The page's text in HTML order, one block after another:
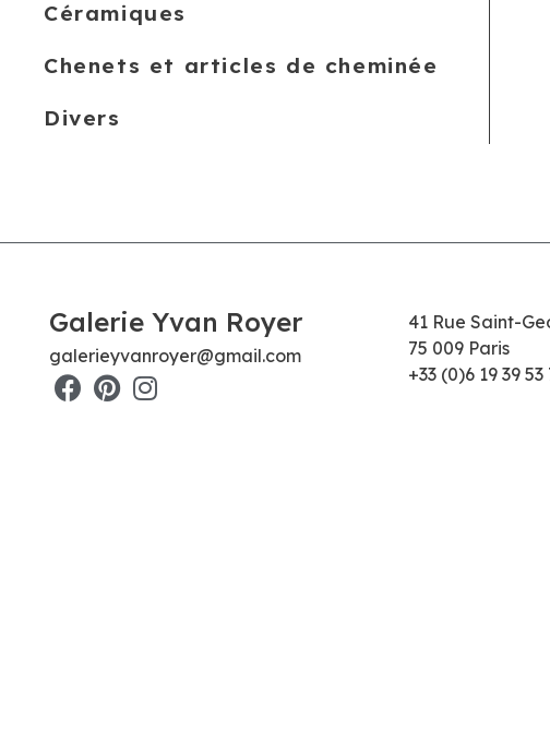
Céramiques
Chenets et articles de cheminée
Divers
Galerie Yvan Royer
galerieyvanroyer@gmail.com
41 Rue Saint-
75 009 Paris
+33 (0)6 19 39 53